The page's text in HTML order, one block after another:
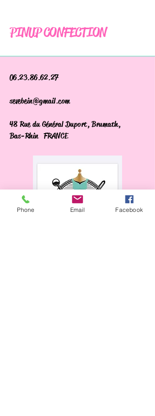
PINUP CONFECTION
06.23.86.62.27
sevebein@gmail.com
48 Rue du Général Duport, Brumath,
Bas-Rhin FRANCE
Phone Email Facebook